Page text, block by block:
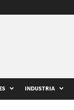
INDUSTRIA